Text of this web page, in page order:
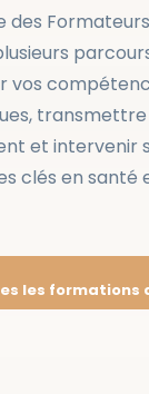
des Formateurs
vos
transmettre
et intervenir
clés en santé
les formations